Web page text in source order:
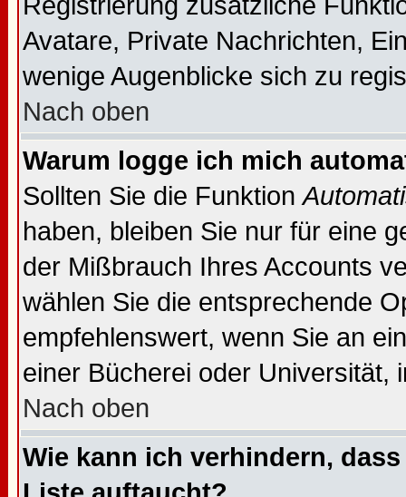
Avatare, Private Nachrichten,
wenige Augenblicke sich zu
Nach oben
Warum logge ich mich
Sollten Sie die Funktion
haben, bleiben Sie nur für eine
der Mißbrauch Ihres Accounts
wählen Sie die entsprechende
empfehlenswert, wenn Sie an
einer Bücherei oder Universität,
Nach oben
Wie kann ich verhindern,